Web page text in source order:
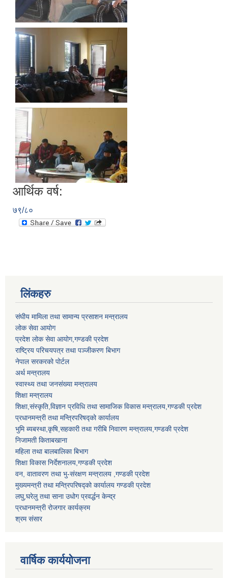
आर्थिक वर्ष:
७९/८०
लिंकहरु
संघीय मामिला तथा सामान्य प्रसाशन मन्त्रालय
लोक सेवा आयोग
प्रदेश लोक सेवा आयोग,गण्डकी प्रदेश
राष्ट्रिय परिचयपत्र तथा पञ्जीकरण बिभाग
नेपाल सरकरको पोर्टल
अर्थ मन्त्रालय
स्वास्थ्य तथा जनसंख्या मन्त्रालय
शिक्षा मन्त्रालय
शिक्षा,संस्कृति,विज्ञान प्रविधि तथा सामाजिक विकास मन्त्रालय,गण्डकी प्रदेश
प्रधानमन्त्री तथा मन्त्रिपरिषद्को कार्यालय
भुमि ब्यबस्था,कृषि,सहकारी तथा गरीबि निवारण मन्त्रालय,गण्डकी प्रदेश
निजामती किताबखाना
महिला तथा बालबालिका बिभाग
शिक्षा विकास निर्देशनालय,गण्डकी प्रदेश
वन, वातावरण तथा भु-संरक्षण मन्त्रालय ,गण्डकी प्रदेश
मुख्यमन्त्री तथा मन्त्रिपरिषद्को कार्यालय गण्डकी प्रदेश
लघु,घरेलु तथा साना उधोग प्रवर्द्धन केन्द्र
प्रधानमन्त्री रोजगार कार्यक्रम
श्रम संसार
वार्षिक कार्ययोजना